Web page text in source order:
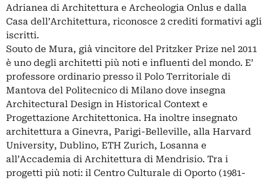
Adrianea di Architettura e Archeologia Onlus e dalla
Casa dell’Architettura, riconosce 2 crediti formativi agli
iscritti.
Souto de Mura, già vincitore del Pritzker Prize nel 2011
è uno degli architetti più noti e influenti del mondo. E’
professore ordinario presso il Polo Territoriale di
Mantova del Politecnico di Milano dove insegna
Architectural Design in Historical Context e
Progettazione Architettonica. Ha inoltre insegnato
architettura a Ginevra, Parigi-Belleville, alla Harvard
University, Dublino, ETH Zurich, Losanna e
all’Accademia di Architettura di Mendrisio. Tra i
progetti più noti: il Centro Culturale di Oporto (1981-